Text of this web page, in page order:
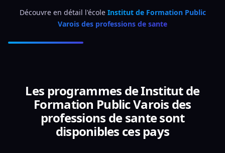
Découvre en détail l'école Institut de Formation Public
Varois des professions de sante
Les programmes de Institut de
Formation Public Varois des
professions de sante sont
disponibles ces pays